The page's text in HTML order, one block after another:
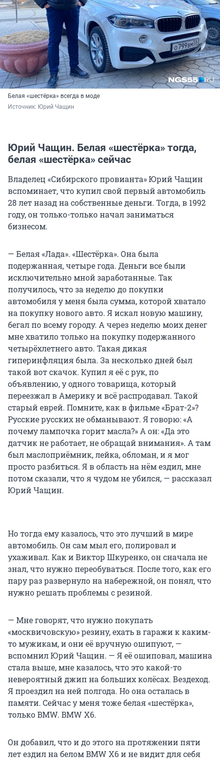
Белая «шестёрка» всегда в моде
Источник: Юрий Чащин
Юрий Чащин. Белая «шестёрка» тогда,
белая «шестёрка» сейчас
Владелец «Сибирского провианта» Юрий Чащин
вспоминает, что купил свой первый автомобиль
28 лет назад на собственные деньги. Тогда, в 1992
году, он только-только начал заниматься
бизнесом.
— Белая «Лада». «Шестёрка». Она была
подержанная, четыре года. Деньги все были
исключительно мной заработанные. Так
получилось, что за неделю до покупки
автомобиля у меня была сумма, которой хватало
на покупку нового авто. Я искал новую машину,
бегал по всему городу. А через неделю моих денег
мне хватило только на покупку подержанного
четырёхлетнего авто. Такая дикая
гиперинфляция была. За несколько дней был
такой вот скачок. Купил я её с рук, по
объявлению, у одного товарища, который
переезжал в Америку и всё распродавал. Такой
старый еврей. Помните, как в фильме «Брат-2»?
Русские русских не обманывают. Я говорю: «А
почему лампочка горит масла?» А он: «Да это
датчик не работает, не обращай внимания». А там
был маслоприёмник, лейка, обломан, и я мог
просто разбиться. Я в область на нём ездил, мне
потом сказали, что я чудом не убился, — рассказал
Юрий Чащин.
Но тогда ему казалось, что это лучший в мире
автомобиль. Он сам мыл его, полировал и
ухаживал. Как и Виктор Шкуренко, он сначала не
знал, что нужно переобуваться. После того, как его
пару раз развернуло на набережной, он понял, что
нужно решать проблемы с резиной.
— Мне говорят, что нужно покупать
«москвичовскую» резину, ехать в гаражи к каким-
то мужикам, и они её вручную ошипуют, —
вспомнил Юрий Чащин. — Я её ошиповал, машина
стала выше, мне казалось, что это какой-то
невероятный джип на больших колёсах. Вездеход.
Я проездил на ней полгода. Но она осталась в
памяти. Сейчас у меня тоже белая «шестёрка»,
только BMW. BMW Х6.
Он добавил, что и до этого на протяжении пяти
лет ездил на белом BMW Х6 и не видит для себя